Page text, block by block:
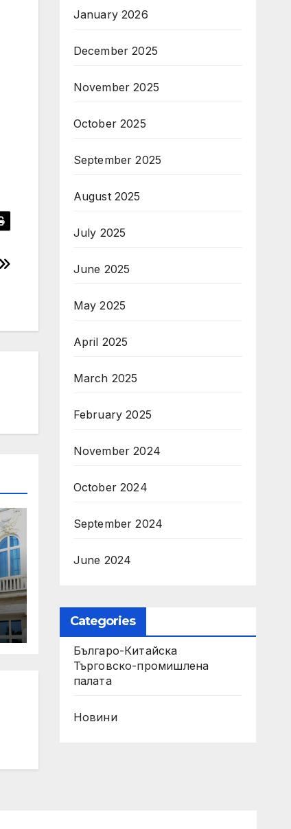
January 2026
December 2025
November 2025
October 2025
September 2025
August 2025
July 2025
June 2025
May 2025
April 2025
March 2025
February 2025
November 2024
October 2024
September 2024
June 2024
Categories
Българо-Китайска
Търговско-промишлена
палaта
Новини